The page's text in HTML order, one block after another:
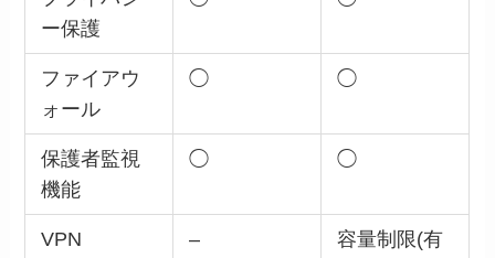
ー保護
ファイアウ
ォール
◯ ◯
保護者監視
機能
◯ ◯
VPN –
容量制限(有